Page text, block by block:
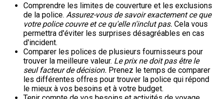
Comprendre les limites de couverture et les exclusions
de la police. Assurez-vous de savoir exactement ce que
votre police couvre et ce qu'elle n'inclut pas. Cela vous
permettra d'éviter les surprises désagréables en cas
d'incident.
Comparer les polices de plusieurs fournisseurs pour
trouver la meilleure valeur. Le prix ne doit pas être le
seul facteur de décision. Prenez le temps de comparer
les différentes offres pour trouver la police qui répond
le mieux à vos besoins et à votre budget.